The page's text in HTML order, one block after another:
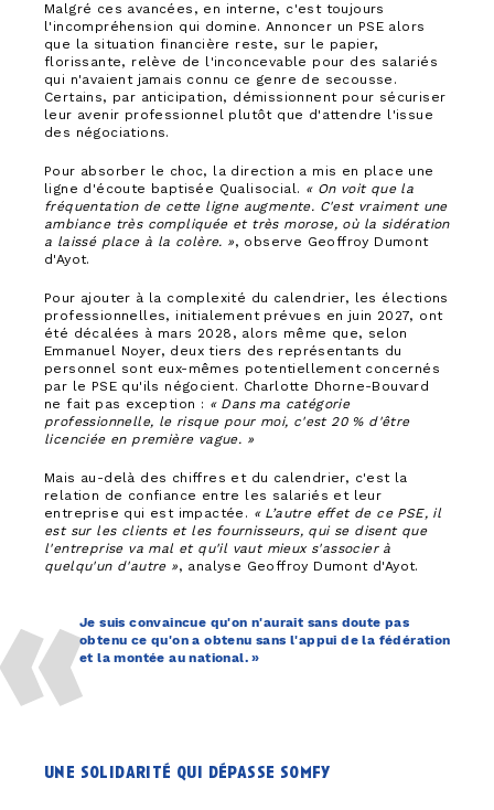
Malgré ces avancées, en interne, c'est toujours
l'incompréhension qui domine. Annoncer un PSE alors
que la situation financière reste, sur le papier,
florissante, relève de l'inconcevable pour des salariés
qui n'avaient jamais connu ce genre de secousse.
Certains, par anticipation, démissionnent pour sécuriser
leur avenir professionnel plutôt que d'attendre l'issue
des négociations.
Pour absorber le choc, la direction a mis en place une
ligne d'écoute baptisée Qualisocial. « On voit que la
fréquentation de cette ligne augmente. C'est vraiment une
ambiance très compliquée et très morose, où la sidération
a laissé place à la colère. », observe Geoffroy Dumont
d'Ayot.
Pour ajouter à la complexité du calendrier, les élections
professionnelles, initialement prévues en juin 2027, ont
été décalées à mars 2028, alors même que, selon
Emmanuel Noyer, deux tiers des représentants du
personnel sont eux-mêmes potentiellement concernés
par le PSE qu'ils négocient. Charlotte Dhorne-Bouvard
ne fait pas exception : « Dans ma catégorie
professionnelle, le risque pour moi, c'est 20 % d'être
licenciée en première vague. »
Mais au-delà des chiffres et du calendrier, c'est la
relation de confiance entre les salariés et leur
entreprise qui est impactée. « L’autre effet de ce PSE, il
est sur les clients et les fournisseurs, qui se disent que
l'entreprise va mal et qu'il vaut mieux s'associer à
quelqu'un d'autre », analyse Geoffroy Dumont d'Ayot.
Je suis convaincue qu'on n'aurait sans doute pas
obtenu ce qu'on a obtenu sans l'appui de la fédération
et la montée au national. »
une solidarité qui dé​passe somfy